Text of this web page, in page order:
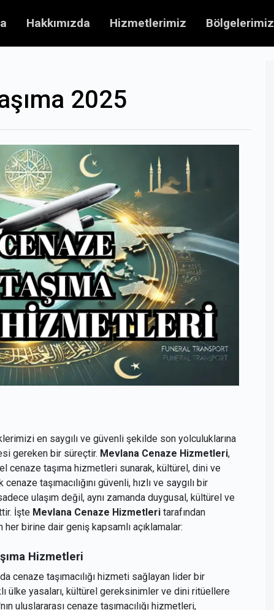
Hakkımızda Hizmetlerimiz Bölgelerimiz
2025
en saygılı ve güvenli şekilde son yolculuklarına
gereken bir süreçtir. Mevlana Cenaze Hizmetleri,
cenaze taşıma hizmetleri sunarak, kültürel, dini ve
taşımacılığını güvenli, hızlı ve saygılı bir
ulaşım değil, aynı zamanda duygusal, kültürel ve
İşte Mevlana Cenaze Hizmetleri tarafından
birine dair geniş kapsamlı açıklamalar:
Hizmetleri
cenaze taşımacılığı hizmeti sağlayan lider bir
ülke yasaları, kültürel gereksinimler ve dini ritüellere
uluslararası cenaze taşımacılığı hizmetleri,